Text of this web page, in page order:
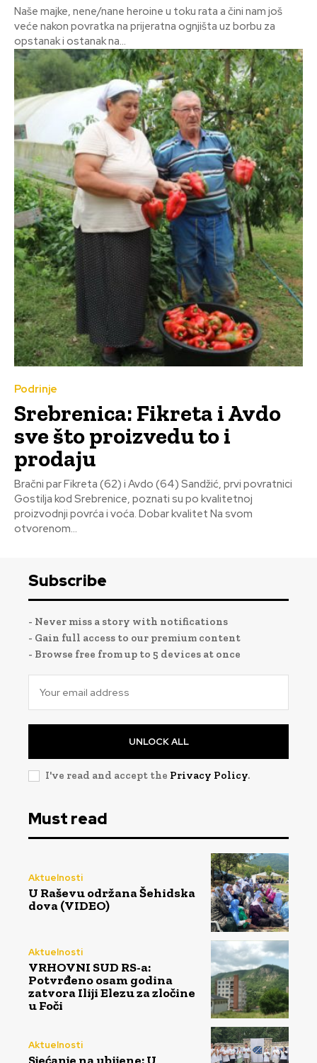
Naše majke, nene/nane heroine u toku rata a čini nam još
veće nakon povratka na prijeratna ognjišta uz borbu za
opstanak i ostanak na...
Podrinje
Srebrenica: Fikreta i Avdo
sve što proizvedu to i
prodaju
Bračni par Fikreta (62) i Avdo (64) Sandžić, prvi povratnici
Gostilja kod Srebrenice, poznati su po kvalitetnoj
proizvodnji povrća i voća. Dobar kvalitet Na svom
otvorenom...
Subscribe
- Never miss a story with notifications
- Gain full access to our premium content
- Browse free from up to 5 devices at once
UNLOCK ALL
I've read and accept the Privacy Policy.
Must read
Aktuelnosti
U Raševu održana Šehidska
dova (VIDEO)
Aktuelnosti
VRHOVNI SUD RS-a:
Potvrđeno osam godina
zatvora Iliji Elezu za zločine
u Foči
Aktuelnosti